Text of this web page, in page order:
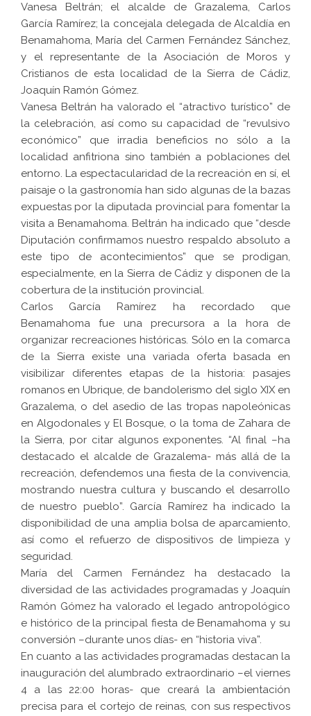
Vanesa Beltrán; el alcalde de Grazalema, Carlos
García Ramírez; la concejala delegada de Alcaldía en
Benamahoma, María del Carmen Fernández Sánchez,
y el representante de la Asociación de Moros y
Cristianos de esta localidad de la Sierra de Cádiz,
Joaquín Ramón Gómez.
Vanesa Beltrán ha valorado el “atractivo turístico” de
la celebración, así como su capacidad de “revulsivo
económico” que irradia beneficios no sólo a la
localidad anfitriona sino también a poblaciones del
entorno. La espectacularidad de la recreación en sí, el
paisaje o la gastronomía han sido algunas de la bazas
expuestas por la diputada provincial para fomentar la
visita a Benamahoma. Beltrán ha indicado que “desde
Diputación confirmamos nuestro respaldo absoluto a
este tipo de acontecimientos” que se prodigan,
especialmente, en la Sierra de Cádiz y disponen de la
cobertura de la institución provincial.
Carlos García Ramírez ha recordado que
Benamahoma fue una precursora a la hora de
organizar recreaciones históricas. Sólo en la comarca
de la Sierra existe una variada oferta basada en
visibilizar diferentes etapas de la historia: pasajes
romanos en Ubrique, de bandolerismo del siglo XIX en
Grazalema, o del asedio de las tropas napoleónicas
en Algodonales y El Bosque, o la toma de Zahara de
la Sierra, por citar algunos exponentes. “Al final –ha
destacado el alcalde de Grazalema- más allá de la
recreación, defendemos una fiesta de la convivencia,
mostrando nuestra cultura y buscando el desarrollo
de nuestro pueblo”. García Ramírez ha indicado la
disponibilidad de una amplia bolsa de aparcamiento,
así como el refuerzo de dispositivos de limpieza y
seguridad.
María del Carmen Fernández ha destacado la
diversidad de las actividades programadas y Joaquín
Ramón Gómez ha valorado el legado antropológico
e histórico de la principal fiesta de Benamahoma y su
conversión –durante unos días- en “historia viva”.
En cuanto a las actividades programadas destacan la
inauguración del alumbrado extraordinario –el viernes
4 a las 22:00 horas- que creará la ambientación
precisa para el cortejo de reinas, con sus respectivos